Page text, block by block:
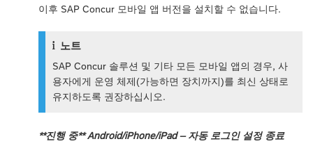
이후 SAP Concur 모바일 앱 버전을 설치할 수 없습니다.
노트
SAP Concur 솔루션 및 기타 모든 모바일 앱의 경우, 사
용자에게 운영 체제(가능하면 장치까지)를 최신 상태로
유지하도록 권장하십시오.
**진행 중** Android/iPhone/iPad – 자동 로그인 설정 종료